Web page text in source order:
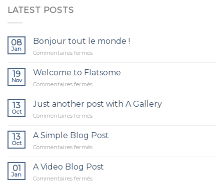
LATEST POSTS
08
Jan
Bonjour tout le monde !
Commentaires ferméssur
tout
le
monde !
19
Nov
Welcome to Flatsome
Commentaires ferméssur
Flatsome
13
Oct
Just another post with A Gallery
Commentaires ferméssur
another
post
with
Gallery
13
Oct
A Simple Blog Post
Commentaires ferméssur
Simple
Blog
Post
01
Jan
A Video Blog Post
Commentaires ferméssur